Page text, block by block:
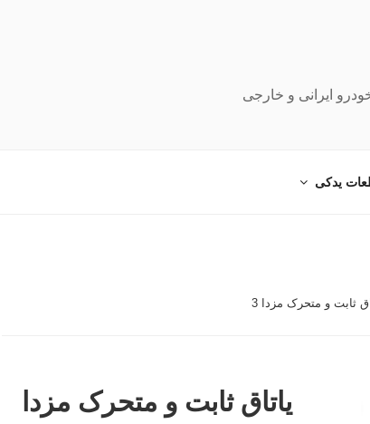
ایرانی و خارجی
یدکی
ثابت و متحرک مزدا 3
یاتاق ثابت و متحرک مزدا